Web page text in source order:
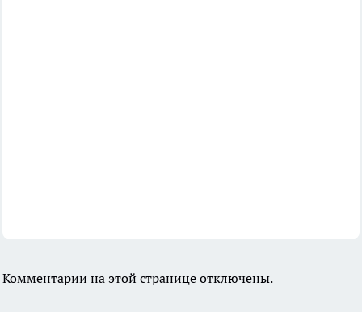
Комментарии на этой странице отключены.